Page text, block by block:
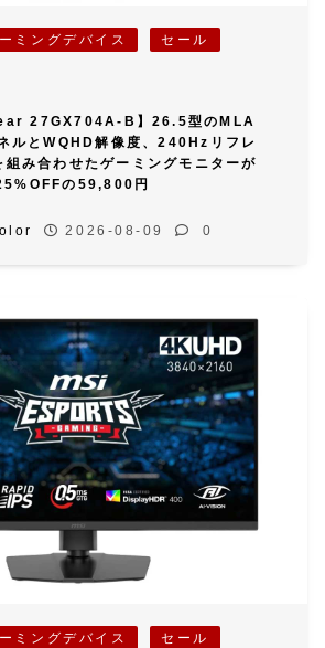
ミングデバイス
セール
27GX704A-B】26.5型のMLA
ルとWQHD解像度、240Hzリフレ
組み合わせたゲーミングモニターが
の59,800円
2026-08-09 0
ミングデバイス
セール